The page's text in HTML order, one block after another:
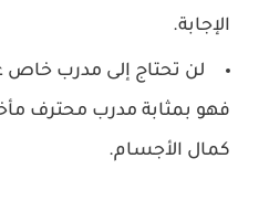
الإجابة.
‏لن تحتاج إلى مدرب خاص
فهو بمثابة مدرب محترف
كمال الأجسام.